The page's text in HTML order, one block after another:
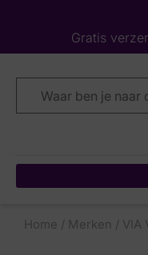
Gratis
Home / Merken / VIA